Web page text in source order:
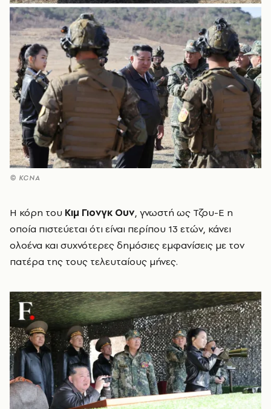
© KCNA
Η κόρη του Κιμ Γιονγκ Ουν, γνωστή ως Τζου-Ε η
οποία πιστεύεται ότι είναι περίπου 13 ετών, κάνει
ολοένα και συχνότερες δημόσιες εμφανίσεις με τον
πατέρα της τους τελευταίους μήνες.